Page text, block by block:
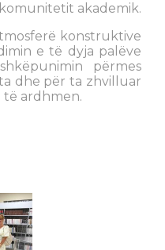
akademik.
konstruktive
e të dyja palëve
përmes
dhe për ta zhvilluar
ardhmen.